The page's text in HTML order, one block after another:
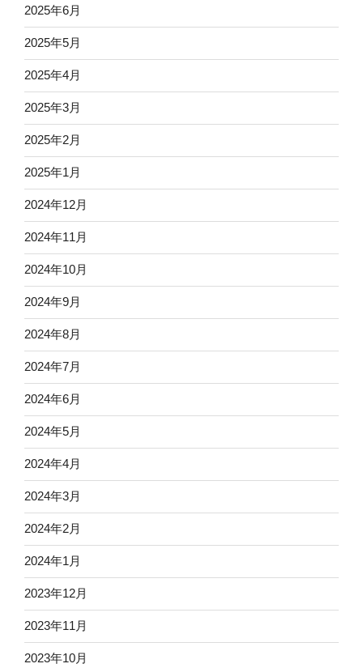
2025年6月
2025年5月
2025年4月
2025年3月
2025年2月
2025年1月
2024年12月
2024年11月
2024年10月
2024年9月
2024年8月
2024年7月
2024年6月
2024年5月
2024年4月
2024年3月
2024年2月
2024年1月
2023年12月
2023年11月
2023年10月